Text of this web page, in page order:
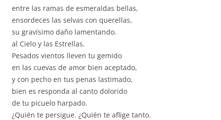
entre las ramas de esmeraldas bellas,
ensordeces las selvas con querellas,
su gravísimo daño lamentando.
al Cielo y las Estrellas.
Pesados vientos lleven tu gemido
en las cuevas de amor bien aceptado,
y con pecho en tus penas lastimado,
bien es responda al canto dolorido
de tu picuelo harpado.
¿Quién te persigue. ¿Quién te aflige tanto.